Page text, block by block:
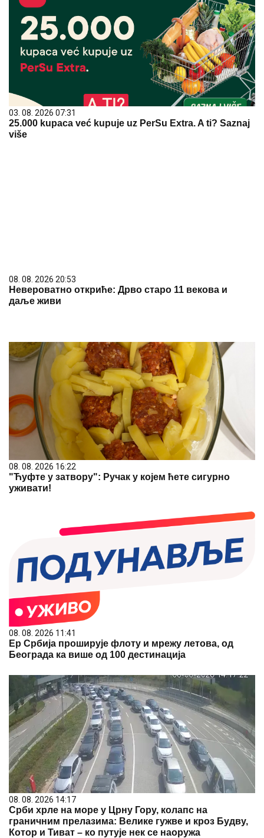
03. 08. 2026 07:31
25.000 kupaca već kupuje uz PerSu Extra. A ti? Saznaj
više
08. 08. 2026 20:53
Невероватно откриће: Дрво старо 11 векова и
даље живи
08. 08. 2026 16:22
"Ћуфте у затвору": Ручак у којем ћете сигурно
уживати!
08. 08. 2026 11:41
Ер Србија проширује флоту и мрежу летова, од
Београда ка више од 100 дестинација
08. 08. 2026 14:17
Срби хрле на море у Црну Гору, колапс на
граничним прелазима: Велике гужве и кроз Будву,
Котор и Тиват – ко путује нек се наоружа